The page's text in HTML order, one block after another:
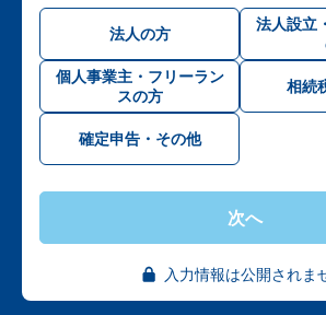
法人の方
法人設立
個人事業主・フリーラン
スの方
相続
確定申告・その他
次へ
入力情報は公開されま